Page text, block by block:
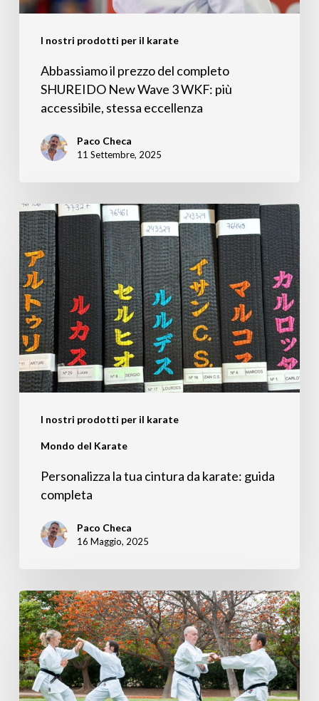
I nostri prodotti per il karate
3
WKF:
accessibile,
stessa
eccellenza
Abbassiamo il prezzo del completo
SHUREIDO New Wave 3 WKF: più
accessibile, stessa eccellenza
Paco Checa
11 Settembre, 2025
I nostri prodotti per il karate
Mondo del Karate
Personalizza
la
tua
cintura
da
karate:
guida
completa
Personalizza la tua cintura da karate: guida
completa
Paco Checa
16 Maggio, 2025
Taglio
Giapponese
vs.
Taglio
Europeo